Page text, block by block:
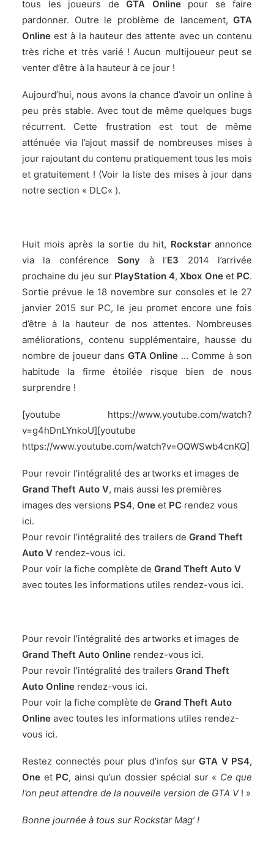
tous les joueurs de GTA Onlinepour se faire
pardonner. Outre le problème de lancement, GTA
Online est à la hauteur des attente avec un contenu
très riche et très varié ! Aucun multijoueur peut se
venter d’être à la hauteur à ce jour !
Aujourd’hui, nous avons la chance d’avoir un online à
peu près stable. Avec tout de même quelques bugs
récurrent. Cette frustration est tout de même
atténuée via l’ajout massif de nombreuses mises à
jour rajoutant du contenu pratiquement tous les mois
et gratuitement ! (Voir la liste des mises à jour dans
notre section « DLC« ).
Huit mois après la sortie du hit, Rockstarannonce
via la conférence Sony à l’E3 2014 l’arrivée
prochaine du jeu sur PlayStation 4, Xbox Oneet PC.
Sortie prévue le 18 novembre sur consoles et le 27
janvier 2015 sur PC, le jeu promet encore une fois
d’être à la hauteur de nos attentes. Nombreuses
améliorations, contenu supplémentaire, hausse du
nombre de joueur dans GTA Online … Comme à son
habitude la firme étoilée risque bien de nous
surprendre !
[youtube https://www.youtube.com/watch?
v=g4hDnLYnkoU][youtube
https://www.youtube.com/watch?v=OQWSwb4cnKQ]
Pour revoir l’intégralité des artworks et images de
Grand Theft Auto V, mais aussi les premières
images des versions PS4, One et PC rendez vous
ici.
Pour revoir l’intégralité des trailers de Grand Theft
Auto V rendez-vous ici.
Pour voir la fiche complète de Grand Theft Auto V
avec toutes les informations utiles rendez-vous ici.
Pour revoir l’intégralité des artworks et images de
Grand Theft Auto Online rendez-vous ici.
Pour revoir l’intégralité des trailers Grand Theft
Auto Online rendez-vous ici.
Pour voir la fiche complète de Grand Theft Auto
Online avec toutes les informations utiles rendez-
vous ici.
Restez connectés pour plus d’infos sur GTA V PS4,
One et PC, ainsi qu’un dossier spécial sur « Ce que
l’on peut attendre de la nouvelle version de GTA V! »
Bonne journée à tous sur Rockstar Mag’ !